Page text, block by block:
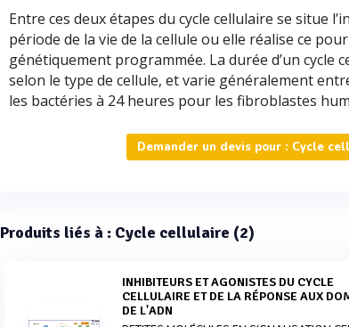
Entre ces deux étapes du cycle cellulaire se situe
période de la vie de la cellule ou elle réalise ce
génétiquement programmée. La durée d’un cycle
selon le type de cellule, et varie généralement
les bactéries à 24 heures pour les fibroblastes
Demander un devis pour : Cycle
Produits liés à : Cycle cellulaire (2)
INHIBITEURS ET AGONISTES DU CYCLE
CELLULAIRE ET DE LA RÉPONSE AUX
DE L'ADN